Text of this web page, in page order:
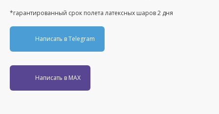
*гарантированный срок полета латексных шаров 2 дня
Написать в Telegram
Написать в MAX